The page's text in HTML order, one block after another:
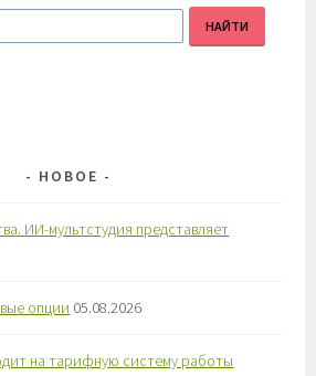
НОВОЕ
ИИ-мультстудия представляет
опции 05.08.2026
на тарифную систему работы